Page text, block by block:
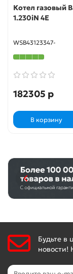
Котел газовый
1.230iN 4E
WSB43123347-
182305 р
В корзину
Будьте в
новости!